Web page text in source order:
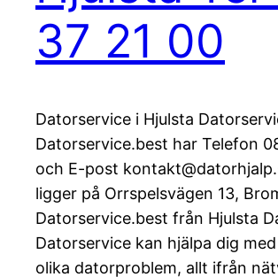
37 21 00
Datorservice i Hjulsta
Datorservice.best har Telefon
och E-post
ligger på Orrspelsvägen 13,
Datorservice.best från Hjulsta
Datorservice kan hjälpa dig
olika datorproblem, allt ifrån